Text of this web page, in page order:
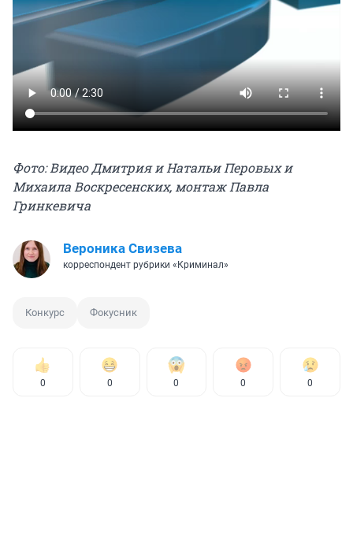
Фото: Видео Дмитрия и Натальи Перовых и
Михаила Воскресенских, монтаж Павла
Гринкевича
Вероника Свизева
корреспондент рубрики «Криминал»
Конкурс Фокусник
0 0 0 0 0